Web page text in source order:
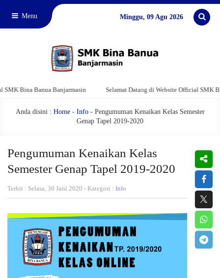
Menu Minggu, 09 Agu 2026
Banua Banjarmasin Selamat Datang di Website Official SMK Bina
Anda disini : Home- Info- Pengumuman Kenaikan Kelas Semester
Genap Tapel 2019-2020
Pengumuman Kenaikan Kelas
Semester Genap Tapel 2019-2020
Terbit : Selasa, 30 Juni 2020 - Kategori : Info